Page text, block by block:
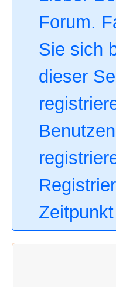
Forum.
Sie sich
dieser